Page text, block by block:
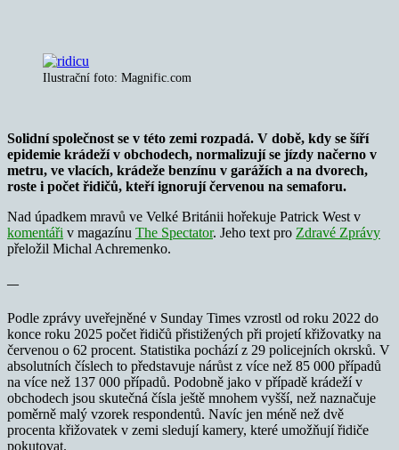
Ilustrační foto: Magnific.com
Solidní společnost se v této zemi rozpadá. V době, kdy se šíří
epidemie krádeží v obchodech, normalizují se jízdy načerno v
metru, ve vlacích, krádeže benzínu v garážích a na dvorech,
roste i počet řidičů, kteří ignorují červenou na semaforu.
Nad úpadkem mravů ve Velké Británii hořekuje Patrick West v
komentáři v magazínu The Spectator. Jeho text pro Zdravé Zprávy
přeložil Michal Achremenko.
—
Podle zprávy uveřejněné v Sunday Times vzrostl od roku 2022 do
konce roku 2025 počet řidičů přistižených při projetí křižovatky na
červenou o 62 procent. Statistika pochází z 29 policejních okrsků. V
absolutních číslech to představuje nárůst z více než 85 000 případů
na více než 137 000 případů. Podobně jako v případě krádeží v
obchodech jsou skutečná čísla ještě mnohem vyšší, než naznačuje
poměrně malý vzorek respondentů. Navíc jen méně než dvě
procenta křižovatek v zemi sledují kamery, které umožňují řidiče
pokutovat.